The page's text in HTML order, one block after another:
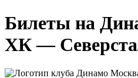
Билеты на
ХК —